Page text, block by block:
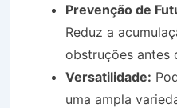
Prevenção de
Reduz a
obstruções antes
Versatilidade:
uma ampla